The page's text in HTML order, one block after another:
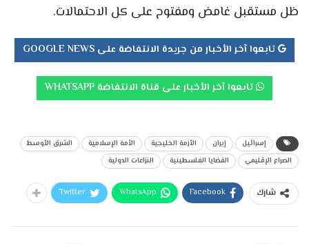
ظل مستقبل غامض ومفتوح على كل الاحتمالات.
تابعوا آخر الأخبار من جريدة الانتفاضة على GOOGLE NEWS
تابعوا آخر الأخبار على قناة الانتفاضة WHATSAPP
إسرائيل إيران الأزمة الخليجية الأمة الإسلامية
الشرق الأوسط
الصراع الإقليمي
القضايا الفلسطينية النزاعات الدولية
شارك Facebook
WhatsApp
Twitter